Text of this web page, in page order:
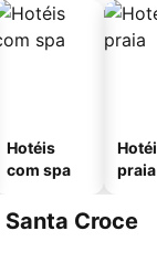
Hotéis
com spa
praia
Croce